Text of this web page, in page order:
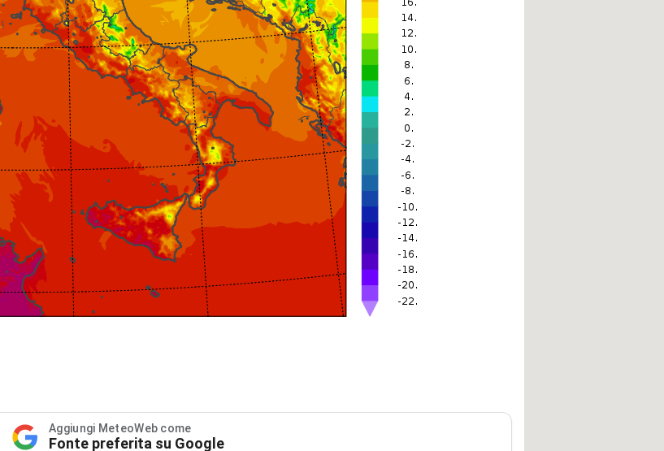
Aggiungi MeteoWeb come
Fonte preferita su Google